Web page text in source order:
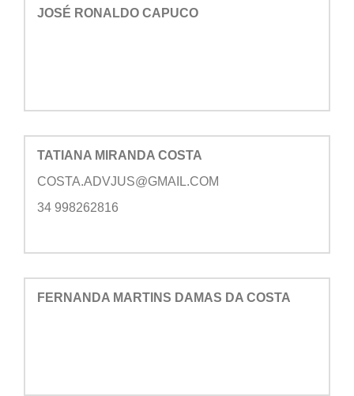
JOSÉ RONALDO CAPUCO
TATIANA MIRANDA COSTA
COSTA.ADVJUS@GMAIL.COM
34 998262816
FERNANDA MARTINS DAMAS DA COSTA